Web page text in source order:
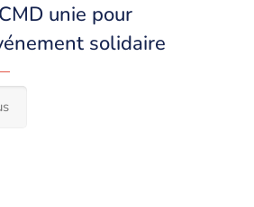
unie pour
solidaire